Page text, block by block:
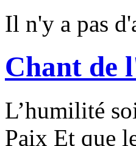
Il n'y a pas
Chant de
L’humilité
Paix Et que